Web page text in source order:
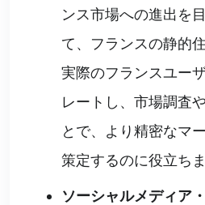
ンス市場への進出を
て、フランスの静的
実際のフランスユー
レートし、市場調査
とで、より精密なマ
策定するのに役立ちま
ソーシャルメディア